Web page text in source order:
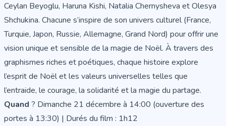
Ceylan Beyoglu, Haruna Kishi, Natalia Chernysheva et Olesya
Shchukina. Chacune s’inspire de son univers culturel (France,
Turquie, Japon, Russie, Allemagne, Grand Nord) pour offrir une
vision unique et sensible de la magie de Noël. À travers des
graphismes riches et poétiques, chaque histoire explore
l’esprit de Noël et les valeurs universelles telles que
l’entraide, le courage, la solidarité et la magie du partage.
Quand ? Dimanche 21 décembre à 14:00 (ouverture des
portes à 13:30) | Durés du film : 1h12